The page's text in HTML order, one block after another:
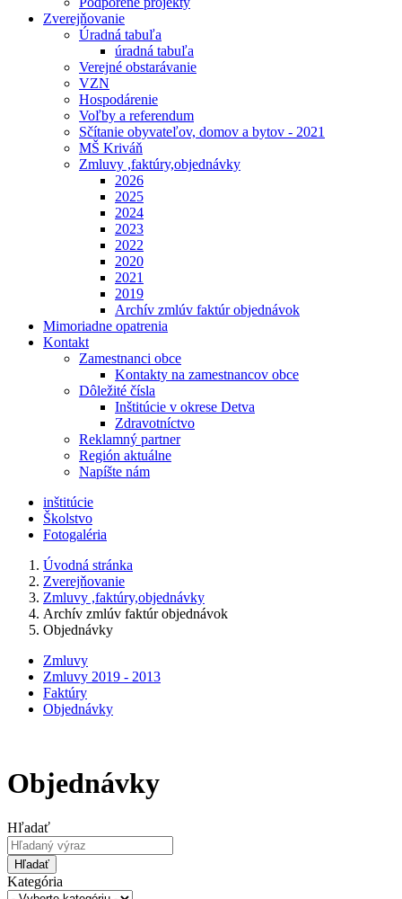
Zverejňovanie
Úradná tabuľa
úradná tabuľa
Verejné obstarávanie
VZN
Hospodárenie
Voľby a referendum
Sčítanie obyvateľov, domov a bytov - 2021
MŠ Kriváň
Zmluvy ,faktúry,objednávky
2026
2025
2024
2023
2022
2020
2021
2019
Archív zmlúv faktúr objednávok
Mimoriadne opatrenia
Kontakt
Zamestnanci obce
Kontakty na zamestnancov obce
Dôležité čísla
Inštitúcie v okrese Detva
Zdravotníctvo
Reklamný partner
Región aktuálne
Napíšte nám
inštitúcie
Školstvo
Fotogaléria
Úvodná stránka
Zverejňovanie
Zmluvy ,faktúry,objednávky
Archív zmlúv faktúr objednávok
Objednávky
Zmluvy
Zmluvy 2019 - 2013
Faktúry
Objednávky
Objednávky
Hľadať
Hľadať
Kategória